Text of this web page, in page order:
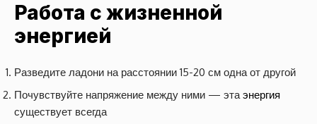
Работа с жизненной
энергией
Разведите ладони на расстоянии 15-20 см одна от другой
Почувствуйте напряжение между ними — этаэнергия
существует всегда